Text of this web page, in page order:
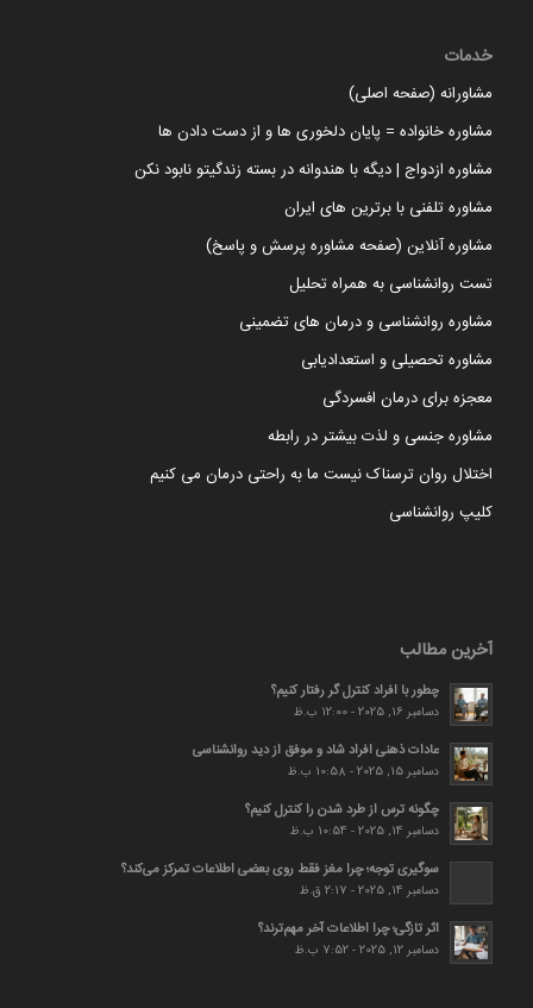
خدمات
مشاورانه (صفحه اصلی)
مشاوره خانواده = پایان دلخوری ها و از دست دادن ها
مشاوره ازدواج | دیگه با هندوانه در بسته زندگیتو نابود نکن
مشاوره تلفنی با برترین های ایران
مشاوره آنلاین (صفحه مشاوره پرسش و پاسخ)
تست روانشناسی به همراه تحلیل
مشاوره روانشناسی و درمان های تضمینی
مشاوره تحصیلی و استعدادیابی
معجزه برای درمان افسردگی
مشاوره جنسی و لذت بیشتر در رابطه
اختلال روان ترسناک نیست ما به راحتی درمان می کنیم
کلیپ روانشناسی
آخرین مطالب
چطور با افراد کنترل گر رفتار کنیم؟
دسامبر 16, 2025 - 12:00 ب.ظ
عادات ذهنی افراد شاد و موفق از دید روانشناسی
دسامبر 15, 2025 - 10:58 ب.ظ
چگونه ترس از طرد شدن را کنترل کنیم؟
دسامبر 14, 2025 - 10:54 ب.ظ
سوگیری توجه؛ چرا مغز فقط روی بعضی اطلاعات تمرکز می‌کند؟
دسامبر 14, 2025 - 2:17 ق.ظ
اثر تازگی؛ چرا اطلاعات آخر مهم‌ترند؟
دسامبر 12, 2025 - 7:52 ب.ظ